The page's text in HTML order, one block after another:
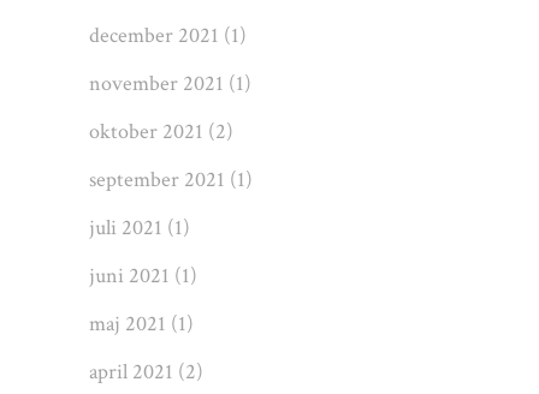
december 2021 (1)
november 2021 (1)
oktober 2021 (2)
september 2021 (1)
juli 2021 (1)
juni 2021 (1)
maj 2021 (1)
april 2021 (2)